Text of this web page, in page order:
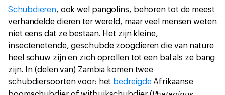
Schubdieren, ook wel pangolins, behoren tot de meest
verhandelde dieren ter wereld, maar veel mensen weten
niet eens dat ze bestaan. Het zijn kleine,
insectenetende, geschubde zoogdieren die van nature
heel schuw zijn en zich oprollen tot een bal als ze bang
zijn. In (delen van) Zambia komen twee
schubdiersoorten voor: het bedreigdeAfrikaanse